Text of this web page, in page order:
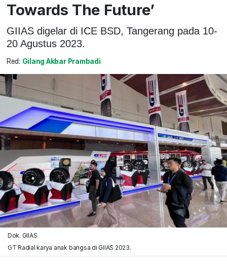
Towards The Future’
GIIAS digelar di ICE BSD, Tangerang pada 10-
20 Agustus 2023.
Red: Gilang Akbar Prambadi
Dok. GIIAS
GT Radial karya anak bangsa di GIIAS 2023.